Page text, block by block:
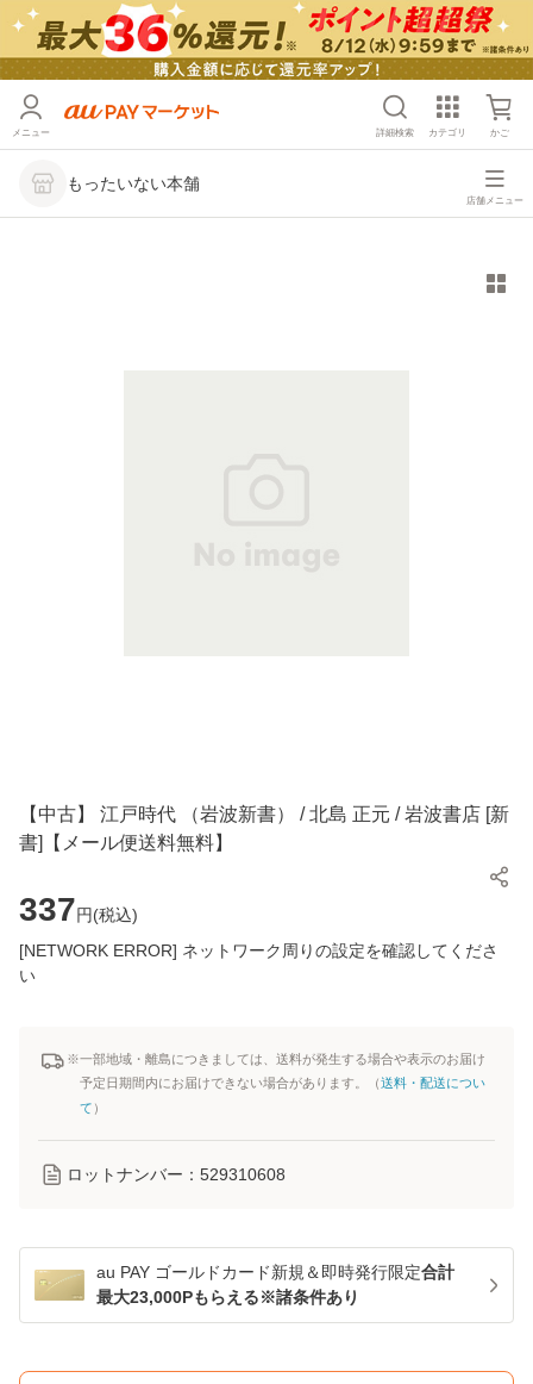
メニュー 詳細検索 カテゴリ かご
もったいない本舗
店舗メニュー
【中古】 江戸時代 （岩波新書） / 北島 正元 / 岩波書店 [新
書]【メール便送料無料】
337円(税込)
[NETWORK ERROR] ネットワーク周りの設定を確認してくださ
い
※一部地域・離島につきましては、送料が発生する場合や表示のお届け
予定日期間内にお届けできない場合があります。（送料・配送につい
て ）
ロットナンバー： 529310608
au PAY ゴールドカード新規＆即時発行限定合計
最大23,000Pもらえる※諸条件あり